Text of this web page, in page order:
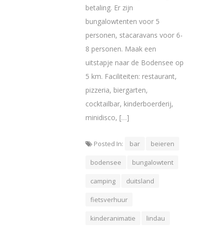
betaling. Er zijn
bungalowtenten voor 5
personen, stacaravans voor 6-
8 personen. Maak een
uitstapje naar de Bodensee op
5 km. Faciliteiten: restaurant,
pizzeria, biergarten,
cocktailbar, kinderboerderij,
minidisco, […]
Posted In: bar beieren
bodensee bungalowtent
camping duitsland
fietsverhuur
kinderanimatie lindau